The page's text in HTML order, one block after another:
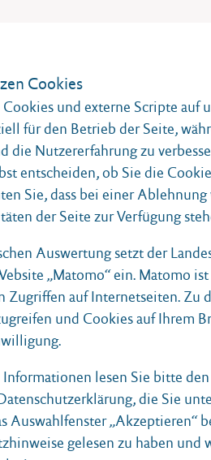
Cookies
und externe Scripte auf
für den Betrieb der Seite,
die Nutzererfahrung zu
entscheiden, ob Sie die
Sie, dass bei einer
der Seite zur Verfügung
Auswertung setzt der
„Matomo“ ein. Matomo
Zugriffen auf Internetseiten. Zu
und Cookies auf Ihrem
Informationen lesen Sie bitte
die Sie
Auswahlfenster „Akzeptieren“
gelesen zu haben und